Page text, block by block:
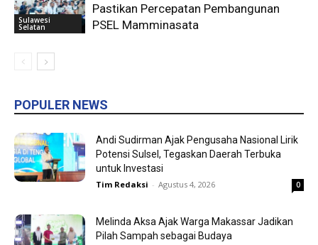
Sulawesi
Selatan
Pastikan Percepatan Pembangunan
PSEL Mamminasata
POPULER NEWS
Andi Sudirman Ajak Pengusaha Nasional Lirik
Potensi Sulsel, Tegaskan Daerah Terbuka
untuk Investasi
Tim Redaksi - Agustus 4, 2026 0
Melinda Aksa Ajak Warga Makassar Jadikan
Pilah Sampah sebagai Budaya